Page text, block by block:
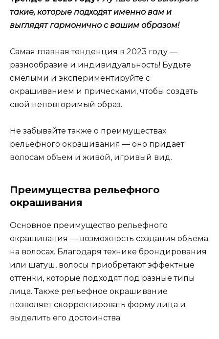
такие, которые подходят именно вам и
выглядят гармонично с вашим образом!
Самая главная тенденция в 2023 году —
разнообразие и индивидуальность! Будьте
смелыми и экспериментируйте с
окрашиванием и прическами, чтобы создать
свой неповторимый образ.
Не забывайте также о преимуществах
рельефного окрашивания — оно придает
волосам объем и живой, игривый вид.
Преимущества рельефного
окрашивания
Основное преимущество рельефного
окрашивания — возможность создания объема
на волосах. Благодаря технике брондирования
или шатуш, волосы приобретают эффектные
оттенки, которые подходят под разные типы
лица. Также рельефное окрашивание
позволяет скорректировать форму лица и
выделить его достоинства.